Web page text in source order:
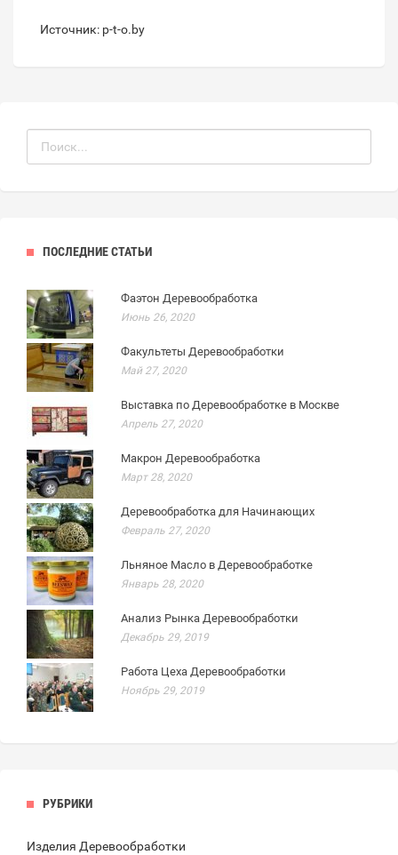
Источник: p-t-o.by
ПОСЛЕДНИЕ СТАТЬИ
Фаэтон Деревообработка
Июнь 26, 2020
Факультеты Деревообработки
Май 27, 2020
Выставка по Деревообработке в Москве
Апрель 27, 2020
Макрон Деревообработка
Март 28, 2020
Деревообработка для Начинающих
Февраль 27, 2020
Льняное Масло в Деревообработке
Январь 28, 2020
Анализ Рынка Деревообработки
Декабрь 29, 2019
Работа Цеха Деревообработки
Ноябрь 29, 2019
РУБРИКИ
Изделия Деревообработки